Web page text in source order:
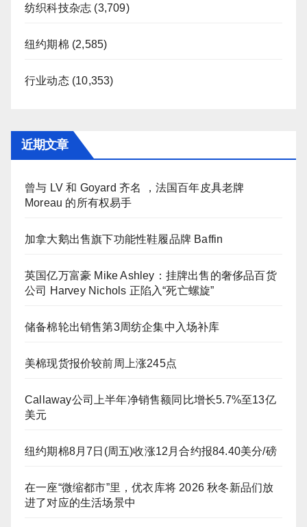
纺织科技杂志 (3,709)
纽约期棉 (2,585)
行业动态(10,353)
近期文章
曾与 LV 和 Goyard 齐名 ，法国百年皮具老牌
Moreau 的所有权易手
加拿大鹅出售旗下功能性鞋履品牌 Baffin
英国亿万富豪 Mike Ashley：挂牌出售的奢侈品百货
公司 Harvey Nichols 正陷入“死亡螺旋”
储备棉轮出销售第3周纺企集中入场补库
美棉现货报价较前周上涨245点
Callaway公司上半年净销售额同比增长5.7%至13亿
美元
纽约期棉8月7日(周五)收涨12月合约报84.40美分/磅
在一座“微缩都市”里，优衣库将 2026 秋冬新品们放
进了对应的生活场景中